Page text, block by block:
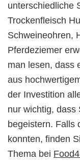
unterschiedliche
Trockenfleisch
Schweineohren,
Pferdeziemer
man lesen, dass
aus
der Investition
nur wichtig, dass
begeistern. Falls
konnten, finden
Thema bei